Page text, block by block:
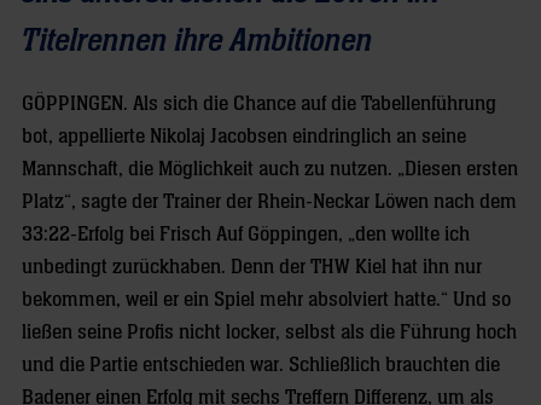
Titelrennen ihre Ambitionen
GÖPPINGEN. Als sich die Chance auf die Tabellenführung
bot, appellierte Nikolaj Jacobsen eindringlich an seine
Mannschaft, die Möglichkeit auch zu nutzen. „Diesen ersten
Platz“, sagte der Trainer der Rhein-Neckar Löwen nach dem
33:22-Erfolg bei Frisch Auf Göppingen, „den wollte ich
unbedingt zurückhaben. Denn der THW Kiel hat ihn nur
bekommen, weil er ein Spiel mehr absolviert hatte.“ Und so
ließen seine Profis nicht locker, selbst als die Führung hoch
und die Partie entschieden war. Schließlich brauchten die
Badener einen Erfolg mit sechs Treffern Differenz, um als